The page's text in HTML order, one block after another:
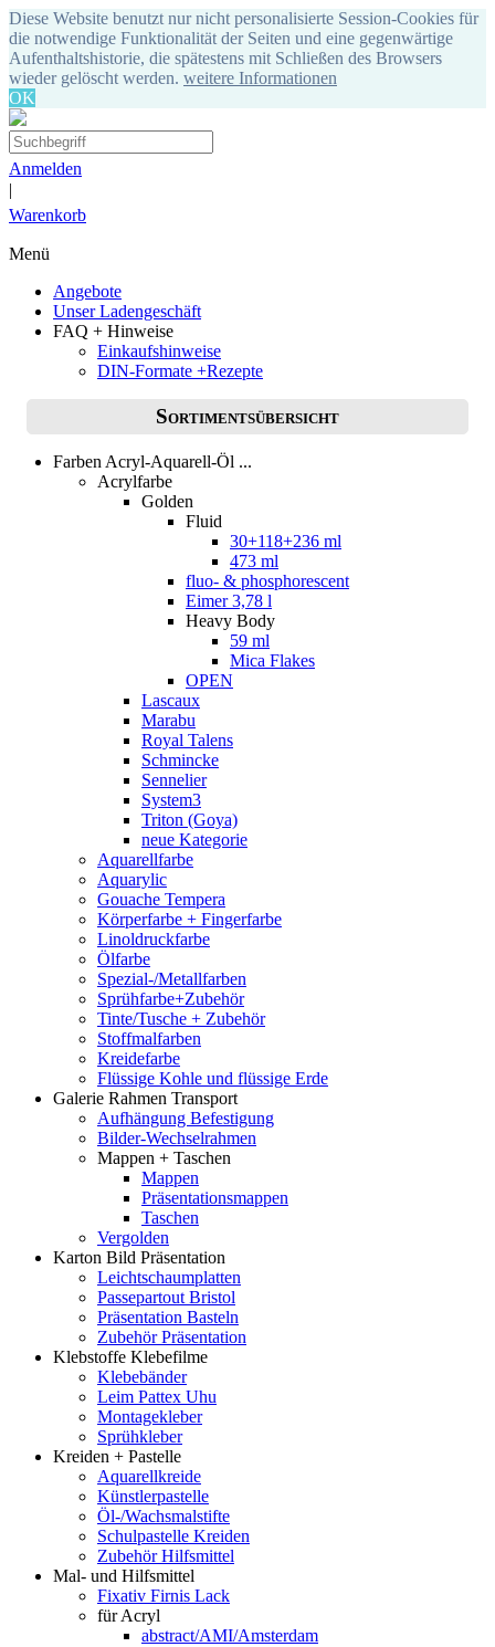
Diese Website benutzt nur nicht personalisierte Session-Cookies für
die notwendige Funktionalität der Seiten und eine gegenwärtige
Aufenthaltshistorie, die spätestens mit Schließen des Browsers
wieder gelöscht werden. weitere Informationen
OK
Anmelden
|
Warenkorb
Menü
Angebote
Unser Ladengeschäft
FAQ + Hinweise
Einkaufshinweise
DIN-Formate +Rezepte
Sortimentsübersicht
Farben Acryl-Aquarell-Öl ...
Acrylfarbe
Golden
Fluid
30+118+236 ml
473 ml
fluo- & phosphorescent
Eimer 3,78 l
Heavy Body
59 ml
Mica Flakes
OPEN
Lascaux
Marabu
Royal Talens
Schmincke
Sennelier
System3
Triton (Goya)
neue Kategorie
Aquarellfarbe
Aquarylic
Gouache Tempera
Körperfarbe + Fingerfarbe
Linoldruckfarbe
Ölfarbe
Spezial-/Metallfarben
Sprühfarbe+Zubehör
Tinte/Tusche + Zubehör
Stoffmalfarben
Kreidefarbe
Flüssige Kohle und flüssige Erde
Galerie Rahmen Transport
Aufhängung Befestigung
Bilder-Wechselrahmen
Mappen + Taschen
Mappen
Präsentationsmappen
Taschen
Vergolden
Karton Bild Präsentation
Leichtschaumplatten
Passepartout Bristol
Präsentation Basteln
Zubehör Präsentation
Klebstoffe Klebefilme
Klebebänder
Leim Pattex Uhu
Montagekleber
Sprühkleber
Kreiden + Pastelle
Aquarellkreide
Künstlerpastelle
Öl-/Wachsmalstifte
Schulpastelle Kreiden
Zubehör Hilfsmittel
Mal- und Hilfsmittel
Fixativ Firnis Lack
für Acryl
abstract/AMI/Amsterdam